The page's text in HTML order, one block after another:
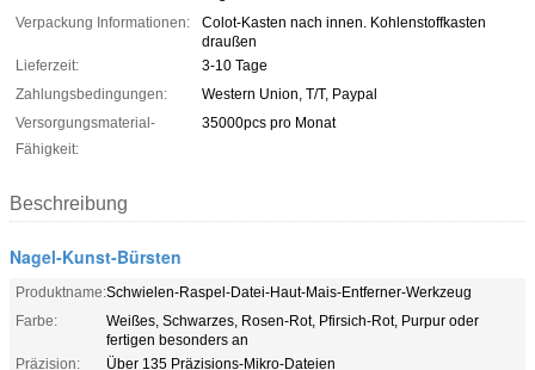
Verpackung Informationen:
Colot-Kasten nach innen. Kohlenstoffkasten
draußen
Lieferzeit:
3-10 Tage
Zahlungsbedingungen:
Western Union, T/T, Paypal
Versorgungsmaterial-
Fähigkeit:
35000pcs pro Monat
Beschreibung
Nagel-Kunst-Bürsten
Produktname:Schwielen-Raspel-Datei-Haut-Mais-Entferner-Werkzeug
Farbe:
Weißes, Schwarzes, Rosen-Rot, Pfirsich-Rot, Purpur oder
fertigen besonders an
Präzision:
Über 135 Präzisions-Mikro-Dateien